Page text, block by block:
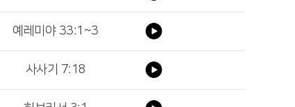
예레미야 33:1~3
사사기 7:18